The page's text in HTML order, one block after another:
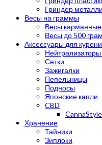
Гриндер
Весы на граммы
Весы карманные
Весы до 500
Аксессуары для
Нейтрализаторы
Сетки
Зажигалки
Пепельницы
Подносы
Японские капли
CBD
CannaStyle
Хранение
Тайники
Зиплоки